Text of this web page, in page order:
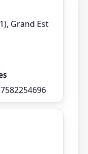
Grand Est